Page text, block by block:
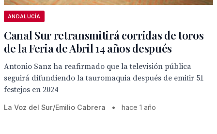
ANDALUCÍA
Canal Sur retransmitirá corridas de toros
de la Feria de Abril 14 años después
Antonio Sanz ha reafirmado que la televisión pública
seguirá difundiendo la tauromaquia después de emitir 51
festejos en 2024
La Voz del Sur/Emilio Cabrera • hace 1 año